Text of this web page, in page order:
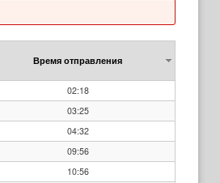
Время отправления
02:18
03:25
04:32
09:56
10:56